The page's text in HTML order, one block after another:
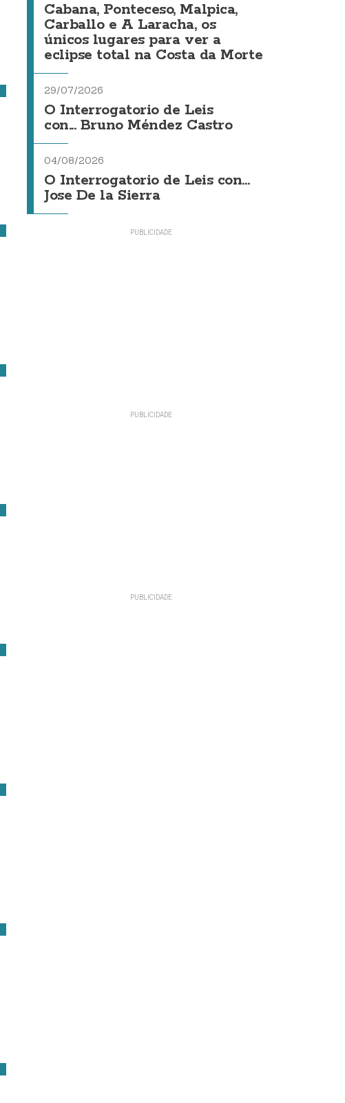
Cabana, Ponteceso, Malpica,
Carballo e A Laracha, os
únicos lugares para ver a
eclipse total na Costa da Morte
29/07/2026
O Interrogatorio de Leis
con... Bruno Méndez Castro
04/08/2026
O Interrogatorio de Leis con...
Jose De la Sierra